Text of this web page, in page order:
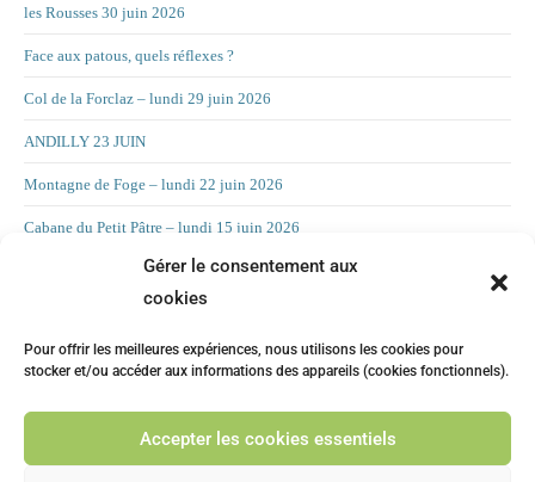
Gérer le consentement aux
cookies
Pour offrir les meilleures expériences, nous utilisons les cookies pour
stocker et/ou accéder aux informations des appareils (cookies fonctionnels).
Accepter les cookies essentiels
les Rousses 30 juin 2026
Face aux patous, quels réflexes ?
Col de la Forclaz – lundi 29 juin 2026
ANDILLY 23 JUIN
Montagne de Foge – lundi 22 juin 2026
Cabane du Petit Pâtre – lundi 15 juin 2026
La Croix d’Allant – lundi 8 juin 2026
LA CHAMBOTTE
CHILLY 19 MAI Suite